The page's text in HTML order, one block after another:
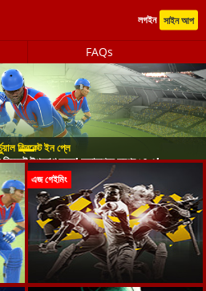
লগইন সাইন আপ
FAQs
ক্রিকেট ইন প্লে
ক্রিকেট উপভোগ করুন! অ্যাকশনে ভরপুর ২৪-৭!
এজ গেইমিং